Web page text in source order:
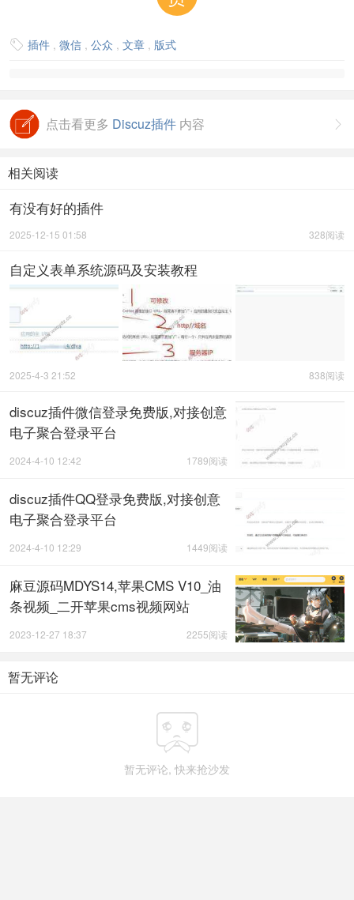
 插件 , 微信 , 公众 , 文章 , 版式

点击看更多 Discuz插件 内容
相关阅读
有没有好的插件
328阅读
2025-12-15 01:58
自定义表单系统源码及安装教程
838阅读
2025-4-3 21:52
discuz插件微信登录免费版,对接创意
电子聚合登录平台
1789阅读
2024-4-10 12:42
discuz插件QQ登录免费版,对接创意
电子聚合登录平台
1449阅读
2024-4-10 12:29
麻豆源码MDYS14,苹果CMS V10_油
条视频_二开苹果cms视频网站
2255阅读
2023-12-27 18:37
暂无评论

暂无评论, 快来抢沙发